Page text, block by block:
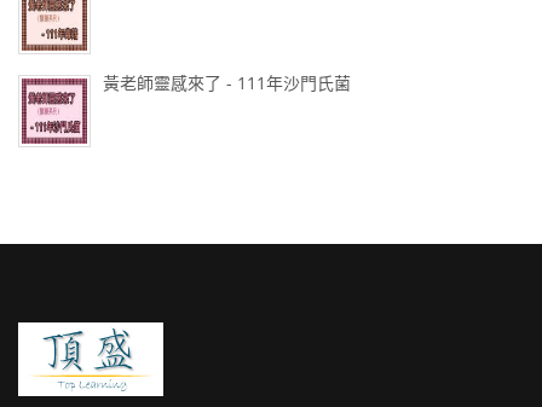
黃老師靈感來了 - 111年沙門氏菌